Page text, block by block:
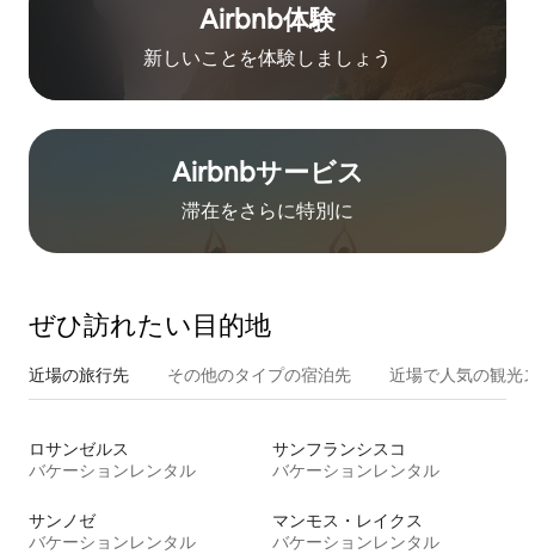
Airbnb体験
新しいことを体験しましょう
Airbnb⁠サ⁠ー⁠ビ⁠ス
滞在をさ⁠ら⁠に特⁠別⁠に
ぜひ訪⁠れ⁠た⁠い目⁠的⁠地
近場の旅行先 その他のタ⁠イ⁠プ⁠の宿⁠泊⁠先 近場で人気の観光
ロサンゼルス
バケーションレンタル
サンフランシスコ
バケーションレンタル
サンノゼ
バケーションレンタル
マンモス・レイクス
バケーションレンタル